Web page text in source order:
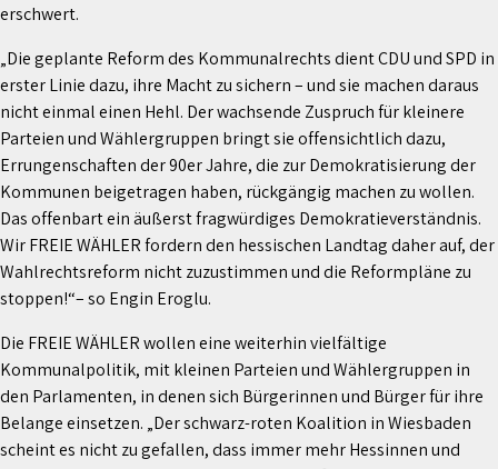
erschwert.
„Die geplante Reform des Kommunalrechts dient CDU und SPD in
erster Linie dazu, ihre Macht zu sichern – und sie machen daraus
nicht einmal einen Hehl. Der wachsende Zuspruch für kleinere
Parteien und Wählergruppen bringt sie offensichtlich dazu,
Errungenschaften der 90er Jahre, die zur Demokratisierung der
Kommunen beigetragen haben, rückgängig machen zu wollen.
Das offenbart ein äußerst fragwürdiges Demokratieverständnis.
Wir FREIE WÄHLER fordern den hessischen Landtag daher auf, der
Wahlrechtsreform nicht zuzustimmen und die Reformpläne zu
stoppen!“– so Engin Eroglu.
Die FREIE WÄHLER wollen eine weiterhin vielfältige
Kommunalpolitik, mit kleinen Parteien und Wählergruppen in
den Parlamenten, in denen sich Bürgerinnen und Bürger für ihre
Belange einsetzen. „Der schwarz-roten Koalition in Wiesbaden
scheint es nicht zu gefallen, dass immer mehr Hessinnen und